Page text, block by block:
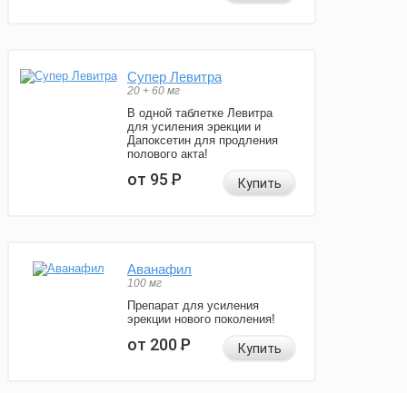
Супер Левитра
20 + 60 мг
В одной таблетке Левитра
для усиления эрекции и
Дапоксетин для продления
полового акта!
от 95Р Купить
Аванафил
100 мг
Препарат для усиления
эрекции нового поколения!
от 200Р Купить